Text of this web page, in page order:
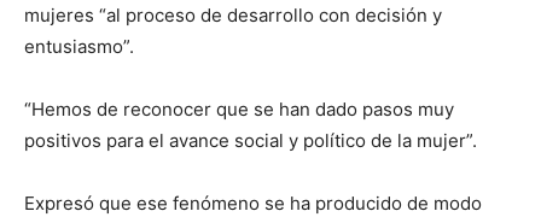
mujeres “al proceso de desarrollo con decisión y
entusiasmo”.
“Hemos de reconocer que se han dado pasos muy
positivos para el avance social y político de la mujer”.
Expresó que ese fenómeno se ha producido de modo